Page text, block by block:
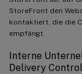
StoreFront den
kontaktiert, die die
empfängt.
Interne
Delivery